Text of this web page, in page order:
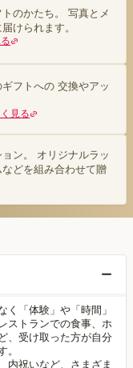
のかたち。 写真とメ
けられます。
フトへの 交換やアッ
見る
ン。 オリジナルラッ
どを組み合わせて贈
く「体験」や「時間」
ストランでの食事、ホ
、受け取った方が自分
。
内祝いなど、さまざま